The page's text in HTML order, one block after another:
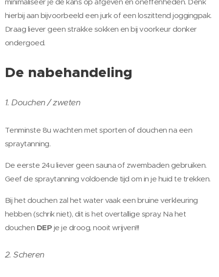
hierbij aan bijvoorbeeld een jurk of een loszittend joggingpak.
Draag liever geen strakke sokken en bij voorkeur donker
ondergoed.
De nabehandeling
1. Douchen / zweten
Tenminste 8u wachten met sporten of douchen na een
spraytanning.
De eerste 24u liever geen sauna of zwembaden gebruiken.
Geef de spraytanning voldoende tijd om in je huid te trekken.
Bij het douchen zal het water vaak een bruine verkleuring
hebben (schrik niet), dit is het overtallige spray. Na het
douchen DEP je je droog, nooit wrijven!!!
2. Scheren